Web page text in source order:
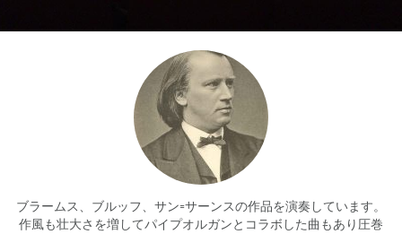
ブラームス、ブルッフ、サン=サーンスの作品を演奏しています。
作風も壮大さを増してパイプオルガンとコラボした曲もあり圧巻